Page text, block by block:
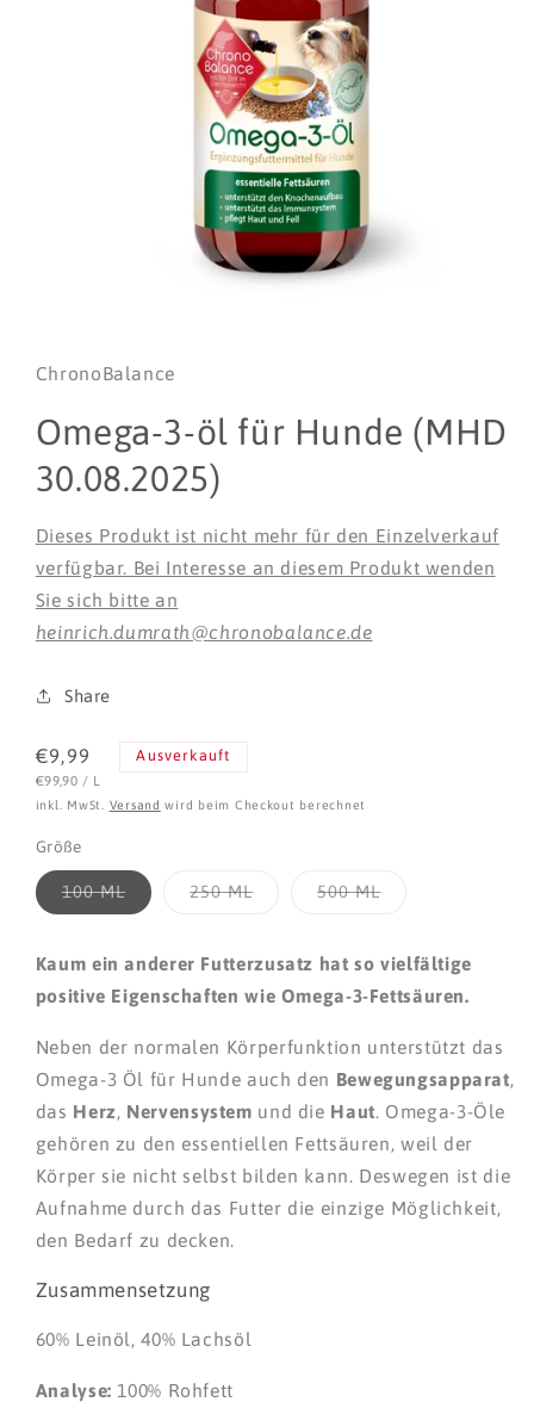
Modal
öffnen
ChronoBalance
Omega-3-öl für Hunde (MHD
30.08.2025)
Dieses Produkt ist nicht mehr für den Einzelverkauf
verfügbar. Bei Interesse an diesem Produkt wenden
Sie sich bitte an
heinrich.dumrath@chronobalance.de
Share
Normaler
Preis
€9,99
STÜCKPREIS
€99,90 / PRO
L
Ausverkauft
inkl. MwSt. Versand wird beim Checkout berechnet
Größe
100 MLVariante
ausverkauft
verfügbar
250 MLVariante
verfügbar
500 MLVariante
verfügbar
Kaum ein anderer Futterzusatz hat so vielfältige
positive Eigenschaften wie Omega-3-Fettsäuren.
Neben der normalen Körperfunktion unterstützt das
Omega-3 Öl für Hunde auch den Bewegungsapparat,
das Herz, Nervensystem und die Haut. Omega-3-Öle
gehören zu den essentiellen Fettsäuren, weil der
Körper sie nicht selbst bilden kann. Deswegen ist die
Aufnahme durch das Futter die einzige Möglichkeit,
den Bedarf zu decken.
Zusammensetzung
60% Leinöl, 40% Lachsöl
Analyse: 100% Rohfett